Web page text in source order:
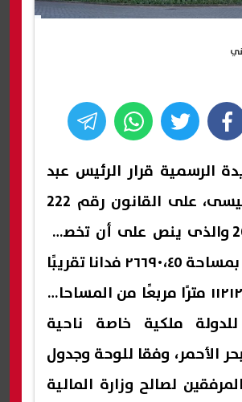
الرسمية قرار الرئيس عبد
الفتاح السيسى، على القانون رقم 222
لسنة 2026 والذى ينص على أن تخصص
قطعة أرض بمساحة ٢٦٦٩٠،٤٥ فدانا تقريبًا
تعادل ١١٢١٢٢١٤٢ مترًا مربعًا من المساحات
ملكية خاصة ناحية
الأحمر، وفقا للوحة وجدول
لصالح وزارة المالية